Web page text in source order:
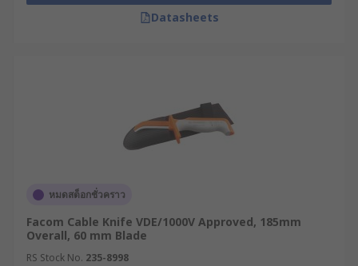
Datasheets
หมดสต็อกชั่วคราว
Facom Cable Knife VDE/1000V Approved, 185mm
Overall, 60 mm Blade
RS Stock No. 235-8998